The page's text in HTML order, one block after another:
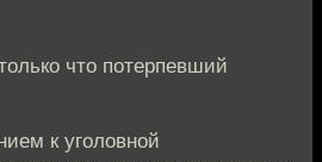
что потерпевший
к уголовной